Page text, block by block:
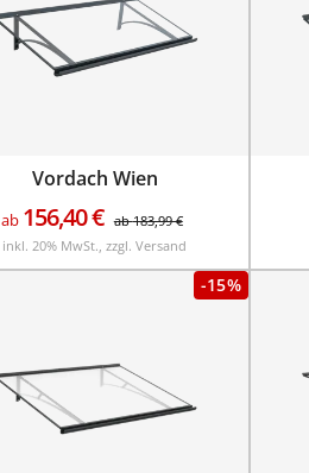
Vordach Wien
ab 156,40€ ab183,99€
inkl. 20% MwSt., zzgl. Versand
-15%